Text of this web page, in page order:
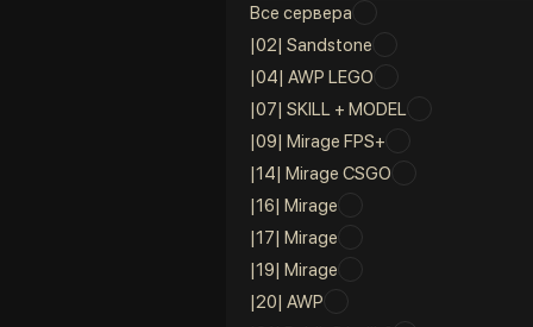
Все сервера
|02| Sandstone
|04| AWP LEGO
|07| SKILL + MODEL
|09| Mirage FPS+
|14| Mirage CSGO
|16| Mirage
|17| Mirage
|19| Mirage
|20| AWP